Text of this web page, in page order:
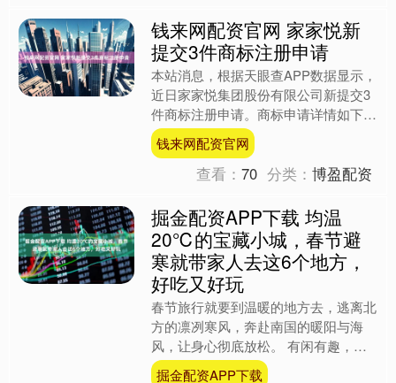
钱来网配资官网 家家悦新
提交3件商标注册申请
本站消息，根据天眼查APP数据显示，
近日家家悦集团股份有限公司新提交3
件商标注册申请。商标申请详情如下：
今年以来家家悦集团股份有限公司新申
请注册商标10件，截....
钱来网配资官网
查看：70 分类：博盈配资
掘金配资APP下载 均温
20℃的宝藏小城，春节避
寒就带家人去这6个地方，
好吃又好玩
春节旅行就要到温暖的地方去，逃离北
方的凛冽寒风，奔赴南国的暖阳与海
风，让身心彻底放松。 有闲有趣，有
家人相伴，有美景可赏，这就是美好的
掘金配资APP下载